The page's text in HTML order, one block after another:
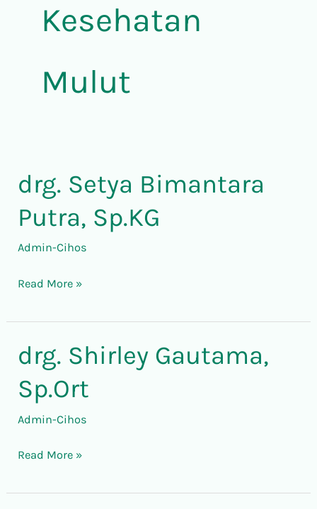
Kesehatan
Mulut
drg. Setya Bimantara
Putra, Sp.KG
Admin-Cihos
drg.
Setya
Bimantara
Putra,
Read More »
drg. Shirley Gautama,
Sp.Ort
Admin-Cihos
drg.
Shirley
Gautama,
Sp.Ort
Read More »